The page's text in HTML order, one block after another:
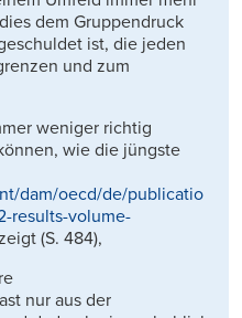
dem Gruppendruck
ist, die jeden
und zum
weniger richtig
wie die jüngste
dam/oecd/de/publicatio
results-volume-
(S. 484),
nur aus der